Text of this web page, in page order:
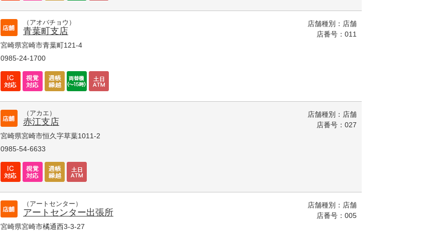
（アオバチョウ）
青葉町支店
宮崎県宮崎市青葉町121-4
0985-24-1700
店舗種別：店舗
店番号：011
（アカエ）
赤江支店
宮崎県宮崎市恒久字草葉1011-2
0985-54-6633
店舗種別：店舗
店番号：027
（アートセンター）
アートセンター出張所
宮崎県宮崎市橘通西3-3-27
店舗種別：店舗
店番号：005